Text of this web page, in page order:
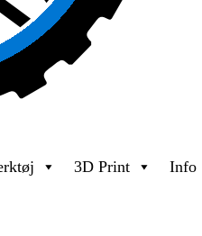
3D Print Info